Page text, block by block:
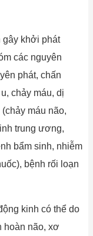
gây khởi phát
các nguyên
phát, chấn
chảy máu, dị
máu não,
trung ương,
bẩm sinh, nhiễm
bệnh rối loạn
kinh có thể do
hoàn não, xơ